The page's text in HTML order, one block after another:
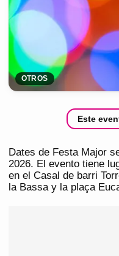
OTROS
Este
Dates de Festa Major
2026. El evento tiene
en el Casal de barri
la Bassa y la plaça